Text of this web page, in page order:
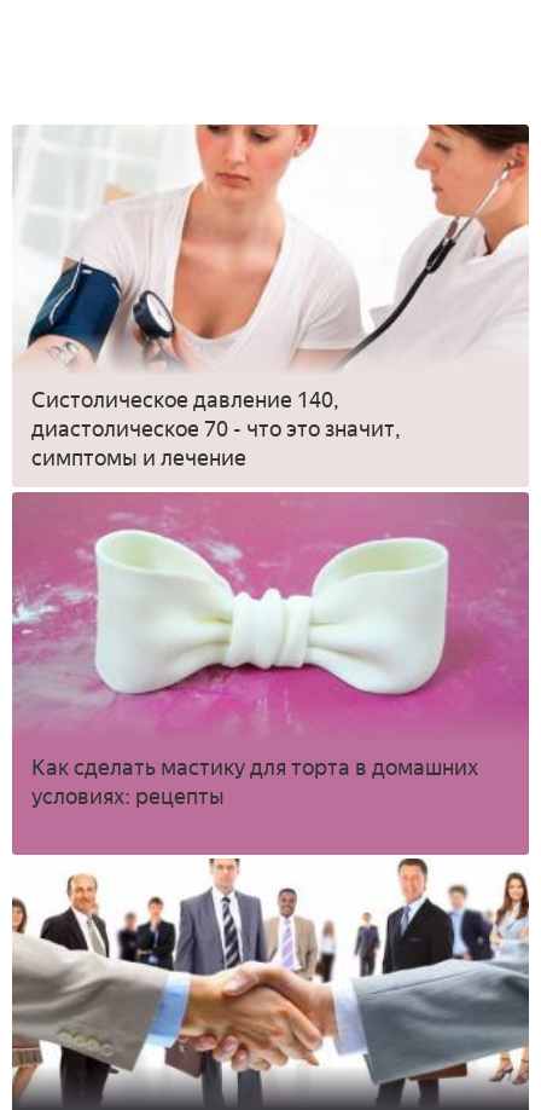
Систолическое давление 140,
диастолическое 70 - что это значит,
симптомы и лечение
Как сделать мастику для торта в домашних
условиях: рецепты